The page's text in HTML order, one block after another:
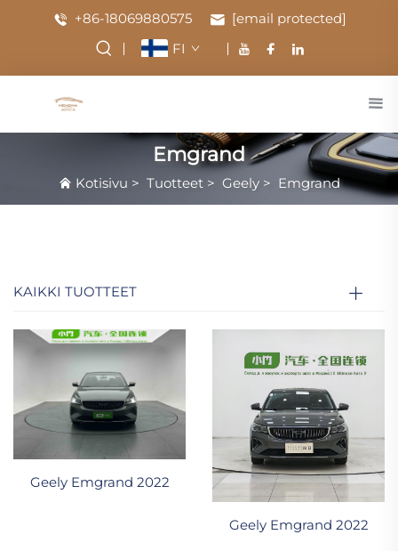
+86-18069880575
[email protected]
FI
Emgrand
Kotisivu > Tuotteet> Geely> Emgrand
KAIKKI TUOTTEET
Geely Emgrand 2022
Geely Emgrand 2022